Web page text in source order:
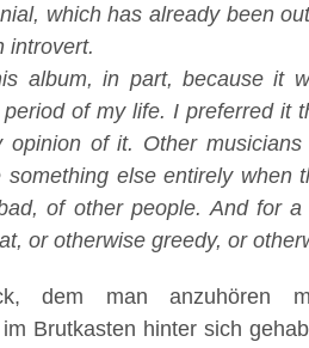
which has already been
introvert.
album, in part, because it
of my life. I preferred it
of it. Other musicians
something else entirely when
of other people. And for
or otherwise greedy, or
dem man anzuhören
Brutkasten hinter sich